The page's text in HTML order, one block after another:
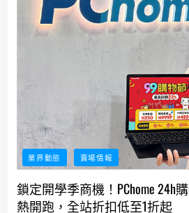
業界動態 賣場情報
鎖定開學季商機！PChome 24h
熱開跑，全站折扣低至1折起